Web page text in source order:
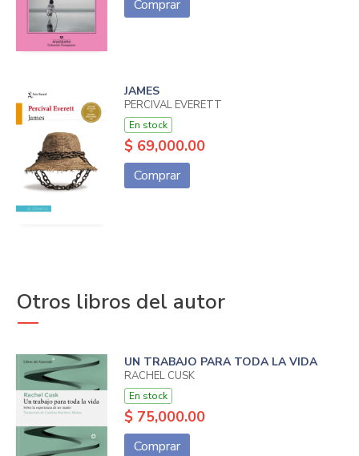
Comprar
JAMES
PERCIVAL EVERETT
En stock
$ 69,000.00
Comprar
Otros libros del autor
UN TRABAJO PARA TODA LA VIDA
RACHEL CUSK
En stock
$ 75,000.00
Comprar